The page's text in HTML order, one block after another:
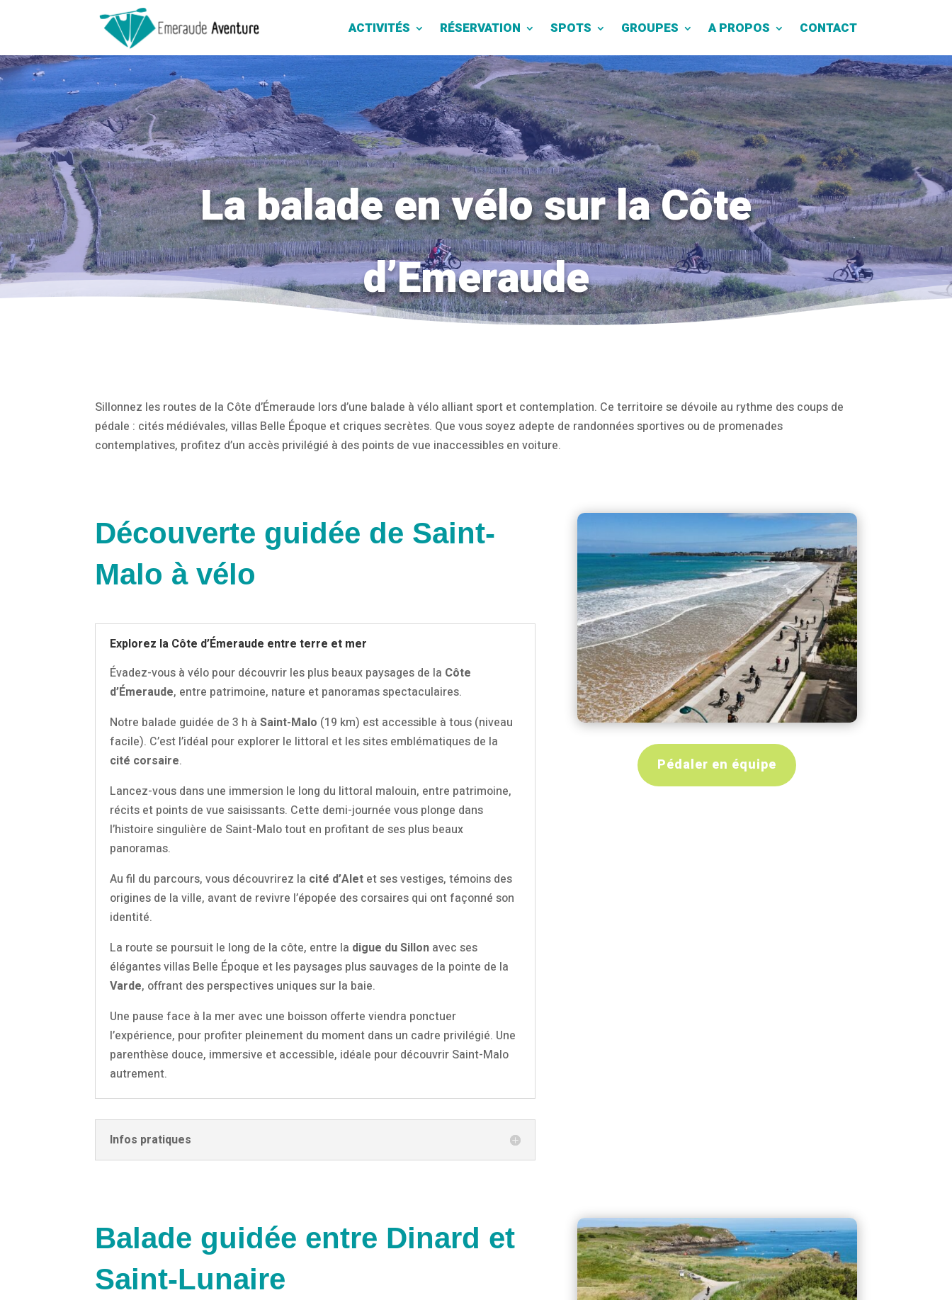
ACTIVITÉS RÉSERVATION SPOTS GROUPES A PROPOS CONTACT
La balade en vélo sur la Côte
d’Emeraude
Sillonnez les routes de la Côte d’Émeraude lors d’une balade à vélo alliant sport et contemplation. Ce territoire se dévoile au rythme des coups de
pédale : cités médiévales, villas Belle Époque et criques secrètes. Que vous soyez adepte de randonnées sportives ou de promenades
contemplatives, profitez d’un accès privilégié à des points de vue inaccessibles en voiture.
Découverte guidée de Saint-
Malo à vélo
Explorez la Côte d’Émeraude entre terre et mer
Évadez-vous à vélo pour découvrir les plus beaux paysages de la Côte
d’Émeraude, entre patrimoine, nature et panoramas spectaculaires.
Notre balade guidée de 3 h àSaint-Malo (19 km) est accessible à tous (niveau
facile). C’est l’idéal pour explorer le littoral et les sites emblématiques de la
cité corsaire.
Lancez-vous dans une immersion le long du littoral malouin, entre patrimoine,
récits et points de vue saisissants. Cette demi-journée vous plonge dans
l’histoire singulière de Saint-Malo tout en profitant de ses plus beaux
panoramas.
Au fil du parcours, vous découvrirez la cité d’Alet et ses vestiges, témoins des
origines de la ville, avant de revivre l’épopée des corsaires qui ont façonné son
identité.
La route se poursuit le long de la côte, entre la digue du Sillon avec ses
élégantes villas Belle Époque et les paysages plus sauvages de la pointe de la
Varde, offrant des perspectives uniques sur la baie.
Une pause face à la mer avec une boisson offerte viendra ponctuer
l’expérience, pour profiter pleinement du moment dans un cadre privilégié. Une
parenthèse douce, immersive et accessible, idéale pour découvrir Saint-Malo
autrement.
Infos pratiques
Pédaler en équipe
Balade guidée entre Dinard et
Saint-Lunaire